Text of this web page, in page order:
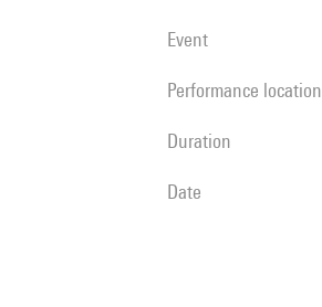
event
performance location
duration
date